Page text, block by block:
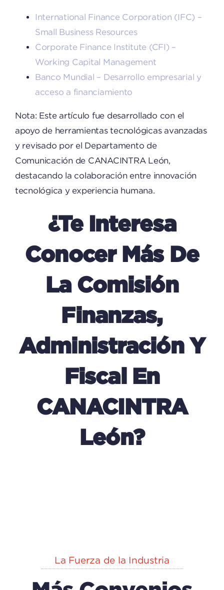
International Finance Corporation (IFC) –
Small Business Resources
Corporate Finance Institute (CFI) –
Working Capital Management
Banco Mundial – Desarrollo empresarial y
acceso a financiamiento
Nota: Este artículo fue desarrollado con el
apoyo de herramientas tecnológicas avanzadas
y revisado por el Departamento de
Comunicación de CANACINTRA León,
destacando la colaboración entre innovación
tecnológica y experiencia humana.
¿Te Interesa
Conocer Más De
La Comisión
Finanzas,
Administración Y
Fiscal En
CANACINTRA
León?
La Fuerza de la Industria